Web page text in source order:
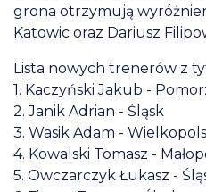
grona otrzymują
Katowic oraz Dariusz
Lista nowych trenerów z
1. Kaczyński Jakub -
2. Janik Adrian - Śląsk
3. Wasik Adam -
4. Kowalski Tomasz -
5. Owczarczyk Łukasz -